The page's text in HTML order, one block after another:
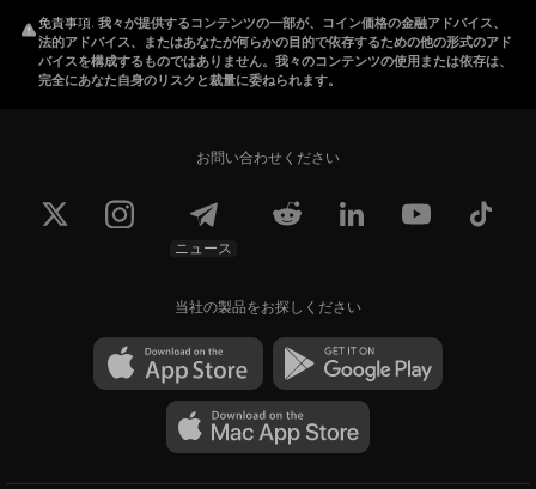
免責事項. 我々が提供するコンテンツの一部が、コイン価格の金融アドバイス、
法的アドバイス、またはあなたが何らかの目的で依存するための他の形式のアド
バイスを構成するものではありません。我々のコンテンツの使用または依存は、
完全にあなた自身のリスクと裁量に委ねられます。
お問い合わせください
ニュース
当社の製品をお探しください